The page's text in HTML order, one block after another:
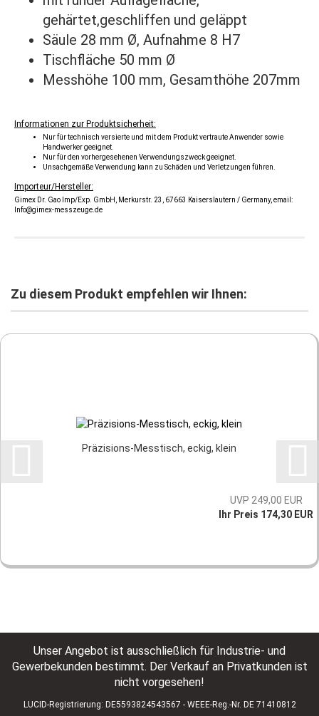
gehärtet,geschliffen und geläppt
Säule 28 mm Ø, Aufnahme 8 H7
Tischfläche 50 mm Ø
Messhöhe 100 mm, Gesamthöhe 207mm
Informationen zur Produktsicherheit:
Nur für technisch versierte und mit dem Produkt vertraute Anwender sowie
Handwerker geeignet.
Nur für den vorhergesehenen Verwendungszweck geeignet.
Unsachgemäße Verwendung kann zu Schäden und Verletzungen führen.
Importeur/Hersteller:
Gimex Dr. Gao Imp/Exp. GmbH, Merkurstr. 23, 67663 Kaiserslautern / Germany, email:
Info@gimex-messzeuge.de
Zu diesem Produkt empfehlen wir Ihnen:
Präzisions-Messtisch, eckig, klein
UVP 249,00 EUR
Ihr Preis 174,30 EUR
Unser Angebot ist ausschließlich für Industrie- und
Gewerbekunden bestimmt. Der Verkauf an Privatkunden ist
nicht vorgesehen!
LUCID-Registrierung: DE5593824543567 - WEEE-Reg.-Nr. DE 71410812